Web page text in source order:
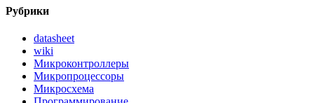
Рубрики
datasheet
wiki
Микроконтроллеры
Микропроцессоры
Микросхема